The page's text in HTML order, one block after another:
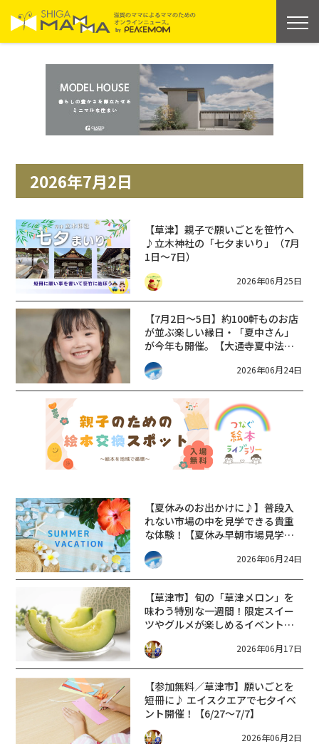
2026年7月2日
【草津】親子で願いごとを笹竹へ
♪立木神社の「七夕まいり」（7月
1日〜7日）
2026年06月25日
【7月2日〜5日】約100軒ものお店
が並ぶ楽しい縁日・「夏中さん」
が今年も開催。【大通寺夏中法要
縁日】
2026年06月24日
【夏休みのお出かけに♪】普段入
れない市場の中を見学できる貴重
な体験！【夏休み早朝市場見学
会】が開催。【大津市】
2026年06月24日
【草津市】旬の「草津メロン」を
味わう特別な一週間！限定スイー
ツやグルメが楽しめるイベント開
催♪【6/27～7/5】
2026年06月17日
【参加無料／草津市】願いごとを
短冊に♪ エイスクエアで七夕イベ
ント開催！【6/27〜7/7】
2026年06月2日